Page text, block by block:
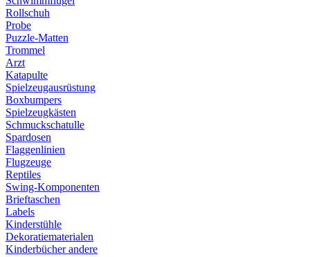
Rollschuh
Probe
Puzzle-Matten
Trommel
Arzt
Katapulte
Spielzeugausrüstung
Boxbumpers
Spielzeugkästen
Schmuckschatulle
Spardosen
Flaggenlinien
Flugzeuge
Reptiles
Swing-Komponenten
Brieftaschen
Labels
Kinderstühle
Dekoratiematerialen
Kinderbücher andere